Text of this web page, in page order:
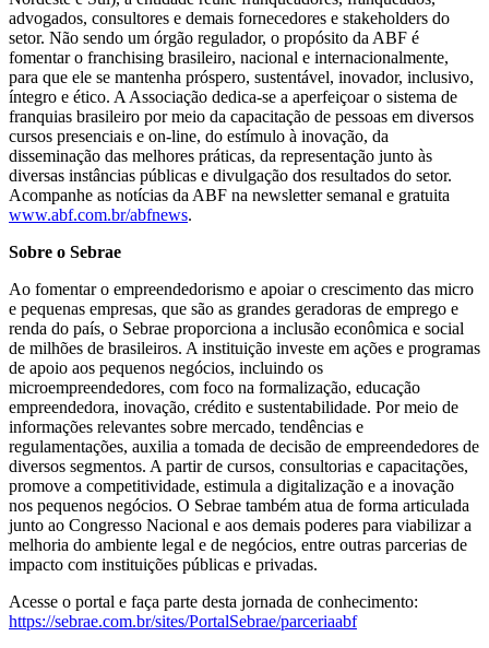
advogados, consultores e demais fornecedores e stakeholders do
setor. Não sendo um órgão regulador, o propósito da ABF é
fomentar o franchising brasileiro, nacional e internacionalmente,
para que ele se mantenha próspero, sustentável, inovador, inclusivo,
íntegro e ético. A Associação dedica-se a aperfeiçoar o sistema de
franquias brasileiro por meio da capacitação de pessoas em diversos
cursos presenciais e on-line, do estímulo à inovação, da
disseminação das melhores práticas, da representação junto às
diversas instâncias públicas e divulgação dos resultados do setor.
Acompanhe as notícias da ABF na newsletter semanal e gratuita
www.abf.com.br/abfnews.
Sobre o Sebrae
Ao fomentar o empreendedorismo e apoiar o crescimento das micro
e pequenas empresas, que são as grandes geradoras de emprego e
renda do país, o Sebrae proporciona a inclusão econômica e social
de milhões de brasileiros. A instituição investe em ações e programas
de apoio aos pequenos negócios, incluindo os
microempreendedores, com foco na formalização, educação
empreendedora, inovação, crédito e sustentabilidade. Por meio de
informações relevantes sobre mercado, tendências e
regulamentações, auxilia a tomada de decisão de empreendedores de
diversos segmentos. A partir de cursos, consultorias e capacitações,
promove a competitividade, estimula a digitalização e a inovação
nos pequenos negócios. O Sebrae também atua de forma articulada
junto ao Congresso Nacional e aos demais poderes para viabilizar a
melhoria do ambiente legal e de negócios, entre outras parcerias de
impacto com instituições públicas e privadas.
Acesse o portal e faça parte desta jornada de conhecimento:
https://sebrae.com.br/sites/PortalSebrae/parceriaabf